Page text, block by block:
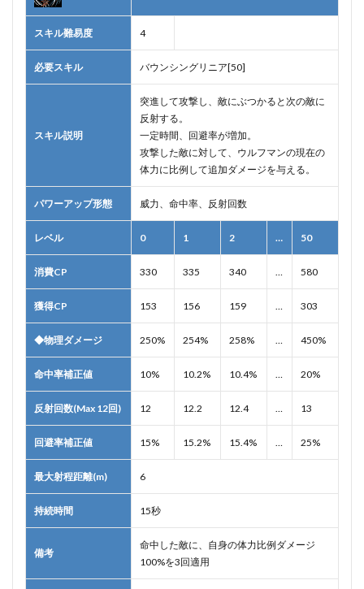
スキル難易度 4
必要スキル バウンシングリニア[50]
スキル説明
突進して攻撃し、敵にぶつかると次の敵に
反射する。
一定時間、回避率が増加。
攻撃した敵に対して、ウルフマンの現在の
体力に比例して追加ダメージを与える。
パワーアップ形態 威力、命中率、反射回数
レベル 0 1 2 … 50
消費CP 330 335 340 … 580
獲得CP 153 156 159 … 303
◆物理ダメージ 250% 254% 258% … 450%
命中率補正値 10% 10.2% 10.4% … 20%
反射回数(Max 12回) 12 12.2 12.4 … 13
回避率補正値 15% 15.2% 15.4% … 25%
最大射程距離(m) 6
持続時間 15秒
備考
命中した敵に、自身の体力比例ダメージ
100%を3回適用